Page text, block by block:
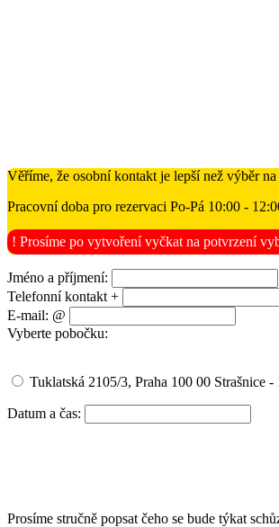
Věříme, že osobní kontakt je lepší než výběr
Pracovní doba pro rezervaci Po-Pá 10:00 -
! Prosíme po vytvoření vyčkat na potvrzení
Jméno a příjmení:
Telefonní kontakt +
E-mail: @
Vyberte pobočku:
Tuklatská 2105/3, Praha 100 00 Strašnice
Datum a čas:
Prosíme stručně popsat čeho se bude týkat